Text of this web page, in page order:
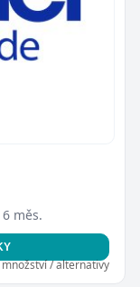
6 měs.
/ alternativy